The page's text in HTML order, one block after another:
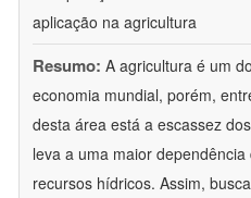
aplicação na agricultura
Resumo: A agricultura é um
economia mundial, porém,
desta área está a escassez
leva a uma maior
recursos hídricos. Assim,